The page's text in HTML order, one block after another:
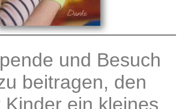
und Besuch
beitragen, den
ein kleines